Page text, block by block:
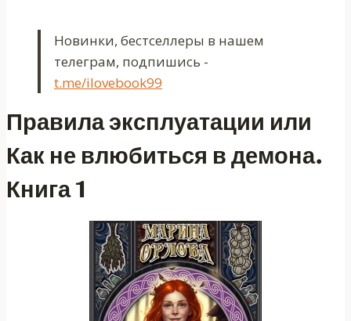
Новинки, бестселлеры в нашем
телеграм, подпишись -
t.me/ilovebook99
Правила эксплуатации или
Как не влюбиться в демона.
Книга 1